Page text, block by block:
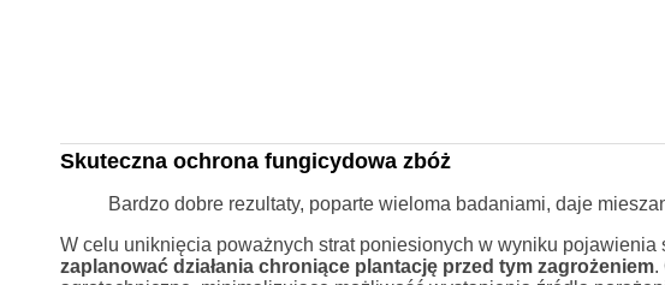
Skuteczna ochrona fungicydowa zbóż
Bardzo dobre rezultaty, poparte wieloma badaniami, daje
W celu uniknięcia poważnych strat poniesionych w wyniku pojawienia
zaplanować działania chroniące plantację przed tym zagrożeniem.